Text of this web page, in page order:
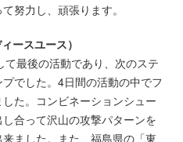
努力し、頑張ります。
ースユース）
最後の活動であり、次のステ
でした。4日間の活動の中でフ
た。コンビネーションシュー
合って沢山の攻撃パターンを
ました。また、福島県の「東